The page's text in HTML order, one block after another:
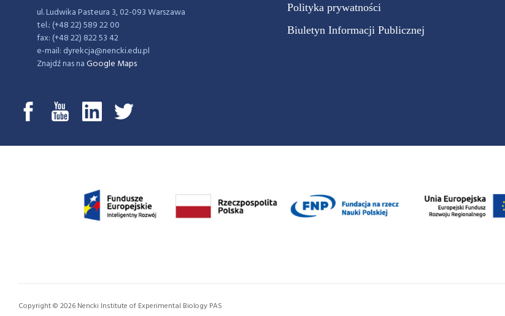
ul. Ludwika Pasteura 3, 02-093 Warszawa
tel.: (+48 22) 589 22 00
fax: (+48 22) 822 53 42
e-mail: dyrekcja@nencki.edu.pl
Znajdź nas naGoogle Maps
Polityka prywatności
Biuletyn Informacji Publicznej
Copyright © 2026 Nencki Institute of Experimental Biology PAS